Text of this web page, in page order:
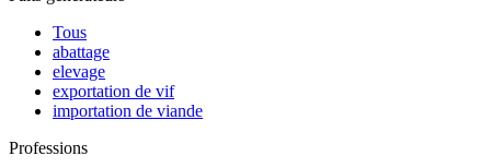
Tous
abattage
elevage
exportation de vif
importation de viande
Professions